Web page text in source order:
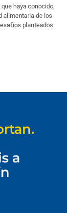
haya conocido,
alimentaria de los
planteados
a